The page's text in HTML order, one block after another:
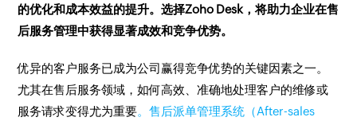
的优化和成本效益的提升。选择Zoho Desk，将助力企业在售
后服务管理中获得显著成效和竞争优势。
优异的客户服务已成为公司赢得竞争优势的关键因素之一。
尤其在售后服务领域，如何高效、准确地处理客户的维修或
服务请求变得尤为重要。售后派单管理系统（After-sales